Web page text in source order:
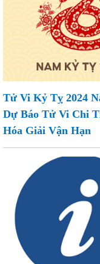
Tử Vi Kỷ Tỵ 2024
Dự Báo Tử Vi Chi
Hóa Giải Vận Hạn